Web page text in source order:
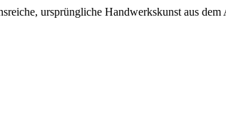
ursprüngliche Handwerkskunst aus